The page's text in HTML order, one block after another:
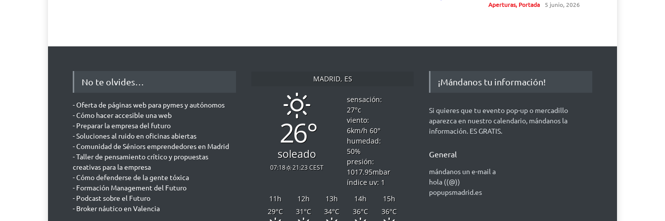
Aperturas, Portada 5 junio, 2026
No te olvides…
- Oferta de páginas web para pymes y autónomos
- Cómo hacer accesible una web
- Preparar la empresa del futuro
- Soluciones al ruido en oficinas abiertas
- Comunidad de Séniors emprendedores en Madrid
- Taller de pensamiento crítico y propuestas
creativas para la empresa
- Cómo defenderse de la gente tóxica
- Formación Management del Futuro
- Podcast sobre el Futuro
- Broker náutico en Valencia
MADRID, ES
26°
soleado
07:18 21:23 CEST
sensación:
27°c
viento:
6km/h60°
humedad:
50%
presión:
1017.95mbar
índice uv: 1
11h 12h 13h 14h 15h
29°C 31°C 34°C 36°C 36°C
¡Mándanos tu información!
Si quieres que tu evento pop-up o mercadillo
aparezca en nuestro calendario, mándanos la
información. ES GRATIS.
General
mándanos un e-mail a
hola ((@))
popupsmadrid.es